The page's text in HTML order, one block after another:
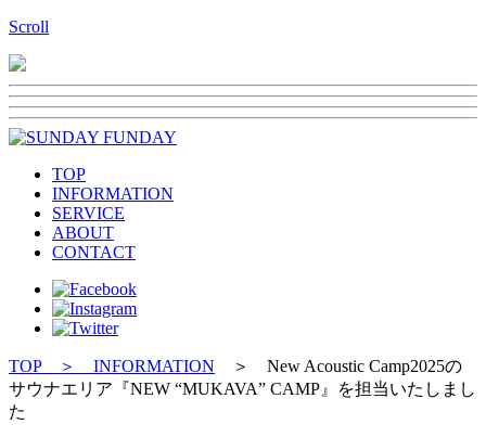
Scroll
TOP
INFORMATION
SERVICE
ABOUT
CONTACT
TOP＞ INFORMATION ＞ New Acoustic Camp2025の
サウナエリア『NEW “MUKAVA” CAMP』を担当いたしまし
た